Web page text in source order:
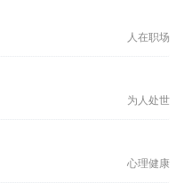
人在职场
为人处世
心理健康